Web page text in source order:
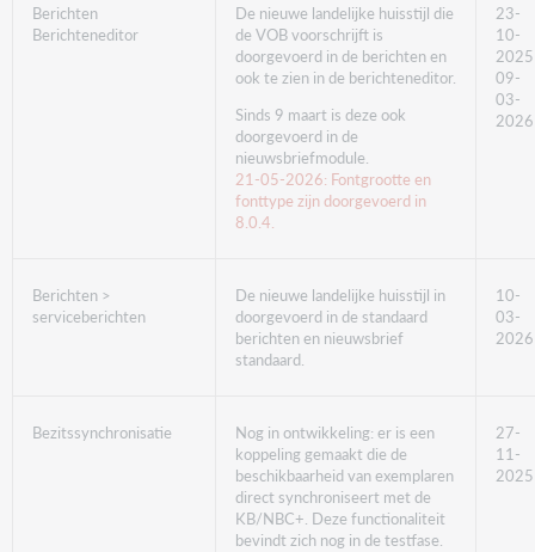
Berichten
Berichteneditor
De nieuwe landelijke huisstijl die
de VOB voorschrijft is
doorgevoerd in de berichten en
ook te zien in de berichteneditor.
Sinds 9 maart is deze ook
doorgevoerd in de
nieuwsbriefmodule.
21-05-2026: Fontgrootte en
fonttype zijn doorgevoerd in
8.0.4.
23-
10-
2025
09-
03-
2026
Berichten >
serviceberichten
De nieuwe landelijke huisstijl in
doorgevoerd in de standaard
berichten en nieuwsbrief
standaard.
10-
03-
2026
Bezitssynchronisatie
Nog in ontwikkeling: er is een
koppeling gemaakt die de
beschikbaarheid van exemplaren
direct synchroniseert met de
KB/NBC+. Deze functionaliteit
bevindt zich nog in de testfase.
27-
11-
2025